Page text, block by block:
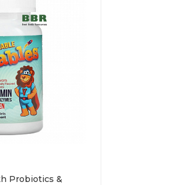
Probiotics &